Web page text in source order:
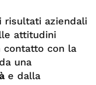
risultati aziendali
attitudini
contatto con la
una
e dalla